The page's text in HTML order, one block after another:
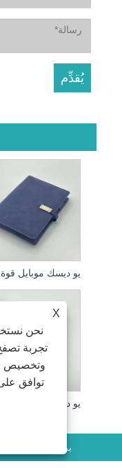
X
نحن
تجربة
وتخصيص
توافق
بريد إلكتروني